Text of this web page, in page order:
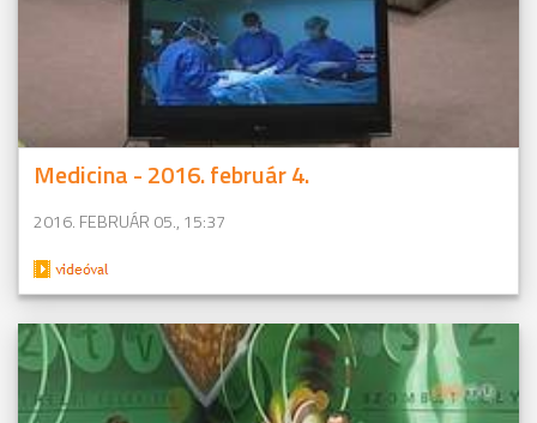
Medicina - 2016. február 4.
2016. FEBRUÁR 05., 15:37